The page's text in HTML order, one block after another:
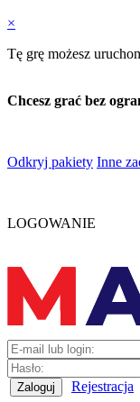
×
Tę grę możesz
Chcesz grać bez
Odkryj pakiety Inne
LOGOWANIE
Rejestracja